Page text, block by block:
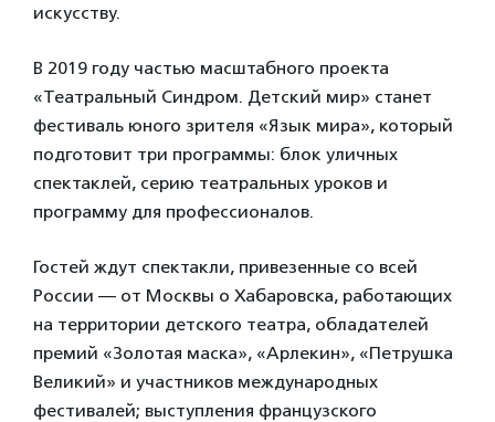
искусству.
В 2019 году частью масштабного проекта
«Театральный Синдром. Детский мир» станет
фестиваль юного зрителя «Язык мира», который
подготовит три программы: блок уличных
спектаклей, серию театральных уроков и
программу для профессионалов.
Гостей ждут спектакли, привезенные со всей
России — от Москвы о Хабаровска, работающих
на территории детского театра, обладателей
премий «Золотая маска», «Арлекин», «Петрушка
Великий» и участников международных
фестивалей; выступления французского